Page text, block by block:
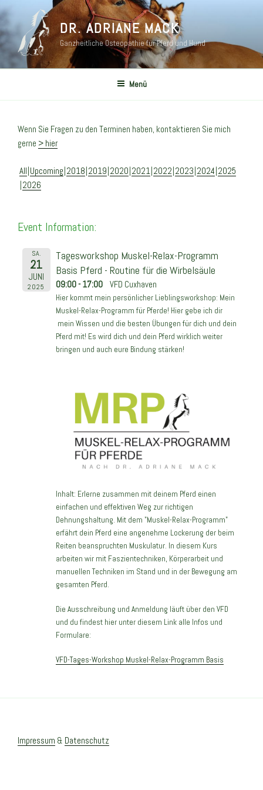
Zum
springen
DR. ADRIANE MACK
Ganzheitliche Osteopathie für Pferd und Hund
Menü
Wenn Sie Fragen zu den Terminen haben, kontaktieren Sie mich
gerne > hier
All Upcoming 2018 2019 2020 2021 2022 2023 2024 2025
2026
Event Information:
SA.
21
JUNI
2025
Tagesworkshop Muskel-Relax-Programm
Basis Pferd - Routine für die Wirbelsäule
09:00 - 17:00 VFD Cuxhaven
Hier kommt mein persönlicher Lieblingsworkshop: Mein
Muskel-Relax-Programm für Pferde! Hier gebe ich dir
mein Wissen und die besten Übungen für dich und dein
Pferd mit! Es wird dich und dein Pferd wirklich weiter
bringen und auch eure Bindung stärken!
Inhalt: Erlerne zusammen mit deinem Pferd einen
einfachen und effektiven Weg zur richtigen
Dehnungshaltung. Mit dem "Muskel-Relax-Programm"
erfährt dein Pferd eine angenehme Lockerung der beim
Reiten beanspruchten Muskulatur. In diesem Kurs
arbeiten wir mit Faszientechniken, Körperarbeit und
manuellen Techniken im Stand und in der Bewegung am
gesamten Pferd.
Die Ausschreibung und Anmeldung läuft über den VFD
und du findest hier unter diesem Link alle Infos und
Formulare:
VFD-Tages-Workshop Muskel-Relax-Programm Basis
Impressum & Datenschutz